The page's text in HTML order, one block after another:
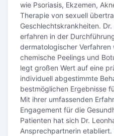
wie Psoriasis, Ekzemen,
Therapie von sexuell
Geschlechtskrankheiten.
erfahren in der
dermatologischer Verfahren
chemische Peelings und
legt großen Wert auf eine
individuell abgestimmte
bestmöglichen Ergebnisse
Mit ihrer umfassenden
Engagement für die
Patienten hat sich Dr.
Ansprechpartnerin